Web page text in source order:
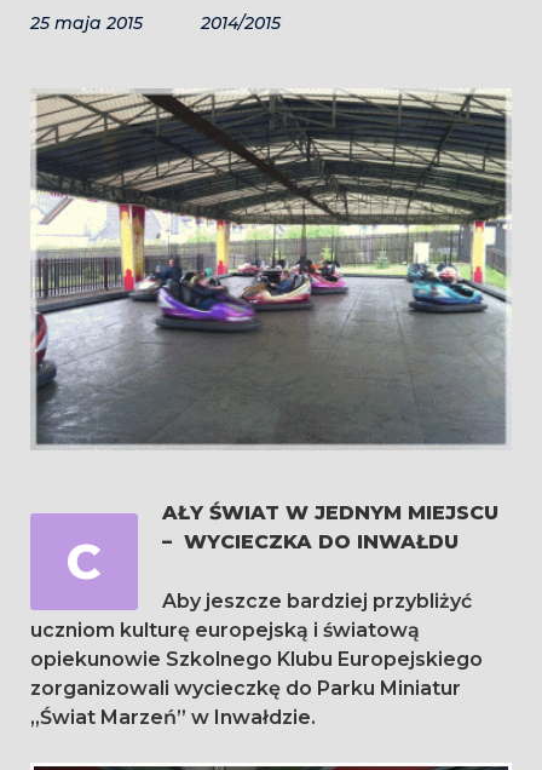
25 maja 2015 2014/2015
C
AŁY ŚWIAT W JEDNYM MIEJSCU
– WYCIECZKA DO INWAŁDU
Aby jeszcze bardziej przybliżyć
uczniom kulturę europejską i światową
opiekunowie Szkolnego Klubu Europejskiego
zorganizowali wycieczkę do Parku Miniatur
„Świat Marzeń” w Inwałdzie.